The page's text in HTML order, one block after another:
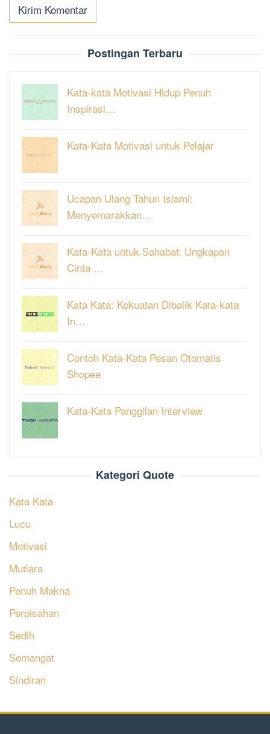
Postingan Terbaru
Kata-kata Motivasi Hidup Penuh
Inspirasi…
Kata-Kata Motivasi untuk Pelajar
Ucapan Ulang Tahun Islami:
Menyemarakkan…
Kata-Kata untuk Sahabat: Ungkapan
Cinta …
Kata Kata: Kekuatan Dibalik Kata-kata
In…
Contoh Kata-Kata Pesan Otomatis
Shopee
Kata-Kata Panggilan Interview
Kategori Quote
Kata Kata
Lucu
Motivasi
Mutiara
Penuh Makna
Perpisahan
Sedih
Semangat
Sindiran